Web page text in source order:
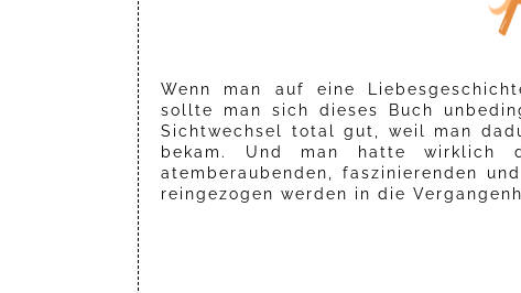
Wenn man auf eine
sollte man sich dieses Buch
Sichtwechsel total gut, weil man
bekam. Und man hatte
atemberaubenden, faszinierenden
reingezogen werden in die